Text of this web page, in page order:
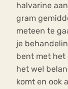
halvarine
gram
meteen te
je
bent met het
het wel
komt en ook